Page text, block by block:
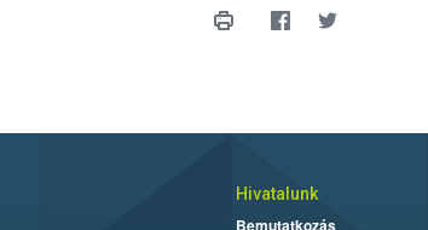
Hivatalunk
Bemutatkozás